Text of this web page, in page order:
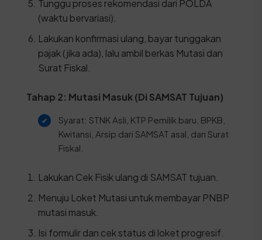
Tunggu proses rekomendasi dari POLDA
(waktu bervariasi).
Lakukan konfirmasi ulang, bayar tunggakan
pajak (jika ada), lalu ambil berkas Mutasi dan
Surat Fiskal.
Tahap 2: Mutasi Masuk (Di SAMSAT Tujuan)
Syarat: STNK Asli, KTP Pemilik baru, BPKB,
Kwitansi, Arsip dari SAMSAT asal, dan Surat
Fiskal.
Lakukan Cek Fisik ulang di SAMSAT tujuan.
Menuju Loket Mutasi untuk membayar PNBP
mutasi masuk.
Isi formulir dan cek status di loket progresif.